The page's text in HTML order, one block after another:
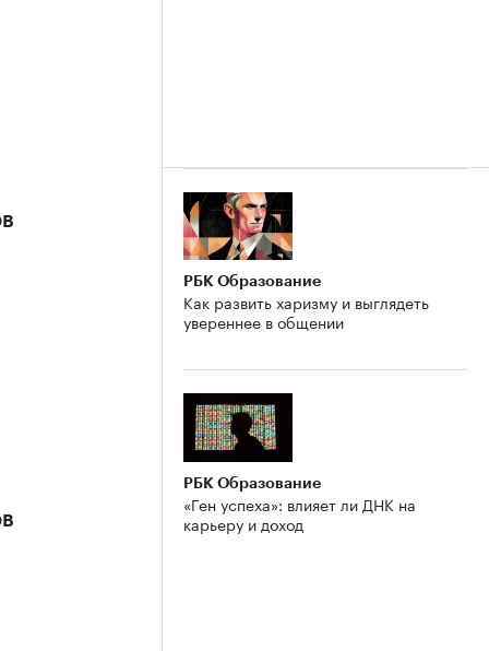
РБК Образование
Как развить харизму и выглядеть
увереннее в общении
РБК Образование
«Ген успеха»: влияет ли ДНК на
карьеру и доход